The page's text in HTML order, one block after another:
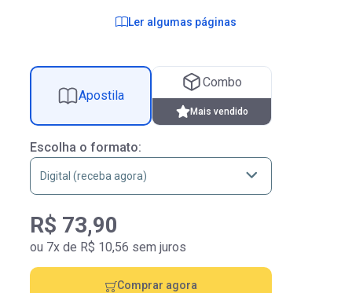
Ler algumas páginas
Apostila
Combo
Mais vendido
Escolha o formato:
R$ 73,90
ou 7x de R$ 10,56 sem juros
Comprar agora